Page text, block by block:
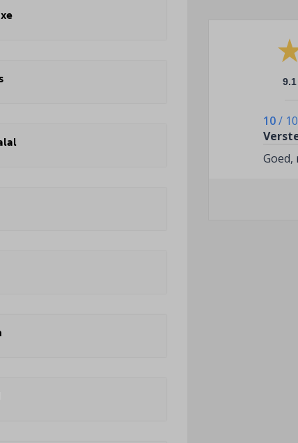
9.1
10/ 10
Goed,